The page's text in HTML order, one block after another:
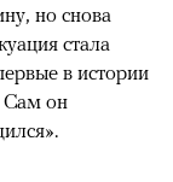
но снова
стала
в истории
Сам он